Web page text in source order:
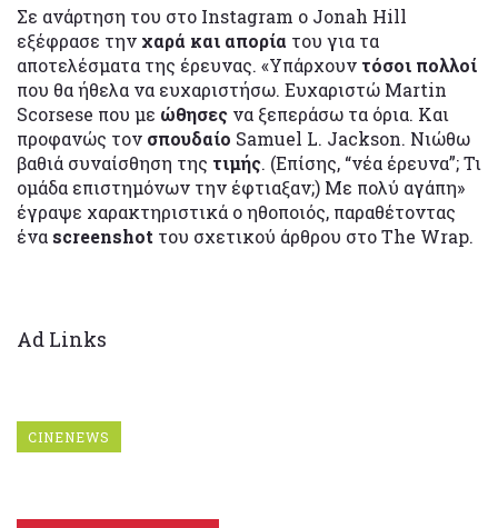
Σε ανάρτηση του στο Instagram ο Jonah Hill
εξέφρασε την χαρά και απορία του για τα
αποτελέσματα της έρευνας. «Υπάρχουν τόσοι πολλοί
που θα ήθελα να ευχαριστήσω. Ευχαριστώ Martin
Scorsese που με ώθησες να ξεπεράσω τα όρια. Και
προφανώς τον σπουδαίο Samuel L. Jackson. Νιώθω
βαθιά συναίσθηση της τιμής. (Επίσης, “νέα έρευνα”; Τι
ομάδα επιστημόνων την έφτιαξαν;) Με πολύ αγάπη»
έγραψε χαρακτηριστικά ο ηθοποιός, παραθέτοντας
ένα screenshot του σχετικού άρθρου στο The Wrap.
Ad Links
CINENEWS